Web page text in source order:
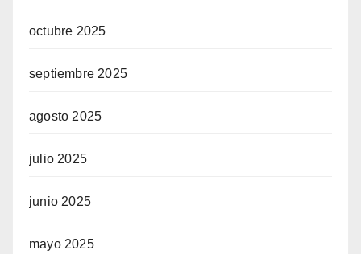
octubre 2025
septiembre 2025
agosto 2025
julio 2025
junio 2025
mayo 2025